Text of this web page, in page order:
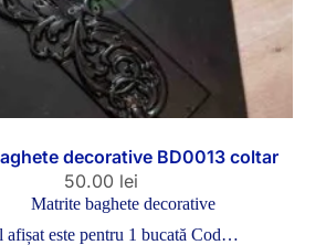
decorative BD0013 coltar
50.00 lei
Matrite baghete decorative
afișat este pentru 1 bucată Cod…